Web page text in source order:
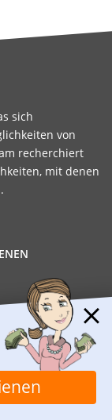
sich
von
recherchiert
mit denen
VON